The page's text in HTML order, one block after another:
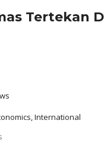
Tertekan
International